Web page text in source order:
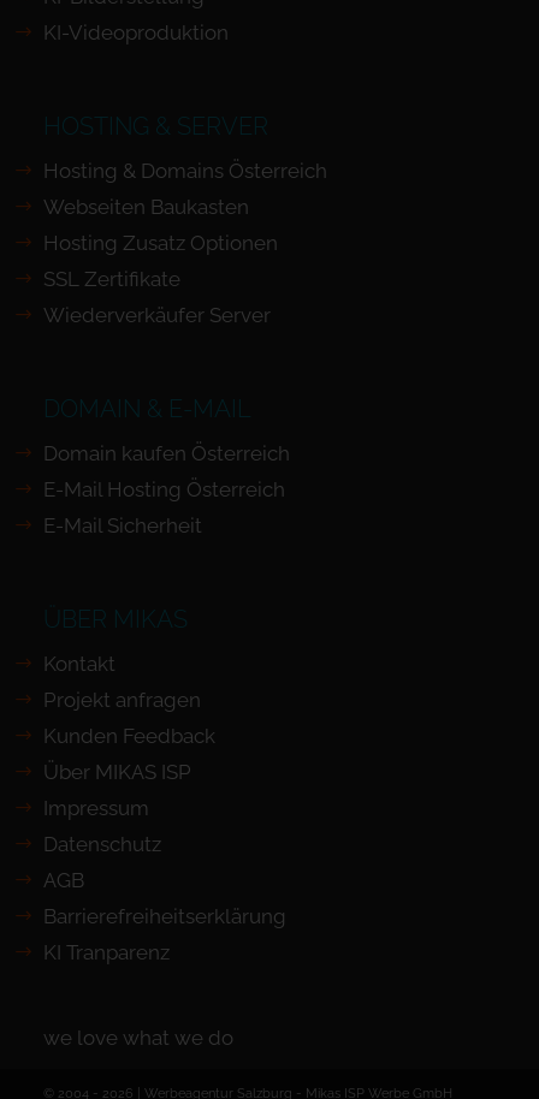
KI-Videoproduktion
HOSTING & SERVER
Hosting & Domains Österreich
Webseiten Baukasten
Hosting Zusatz Optionen
SSL Zertifikate
Wiederverkäufer Server
DOMAIN & E-MAIL
Domain kaufen Österreich
E-Mail Hosting Österreich
E-Mail Sicherheit
ÜBER MIKAS
Kontakt
Projekt anfragen
Kunden Feedback
Über MIKAS ISP
Impressum
Datenschutz
AGB
Barrierefreiheits­erklärung
KI Tranparenz
we love what we do
© 2004 - 2026 | Werbeagentur Salzburg - Mikas ISP Werbe GmbH